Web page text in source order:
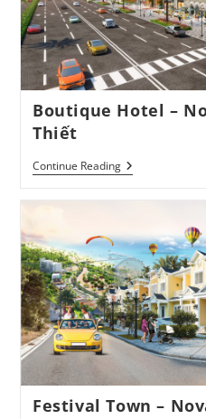
Boutique Hotel –
Thiết
Continue ReadingBoutique
Hotel
Thiết
Festival Town –